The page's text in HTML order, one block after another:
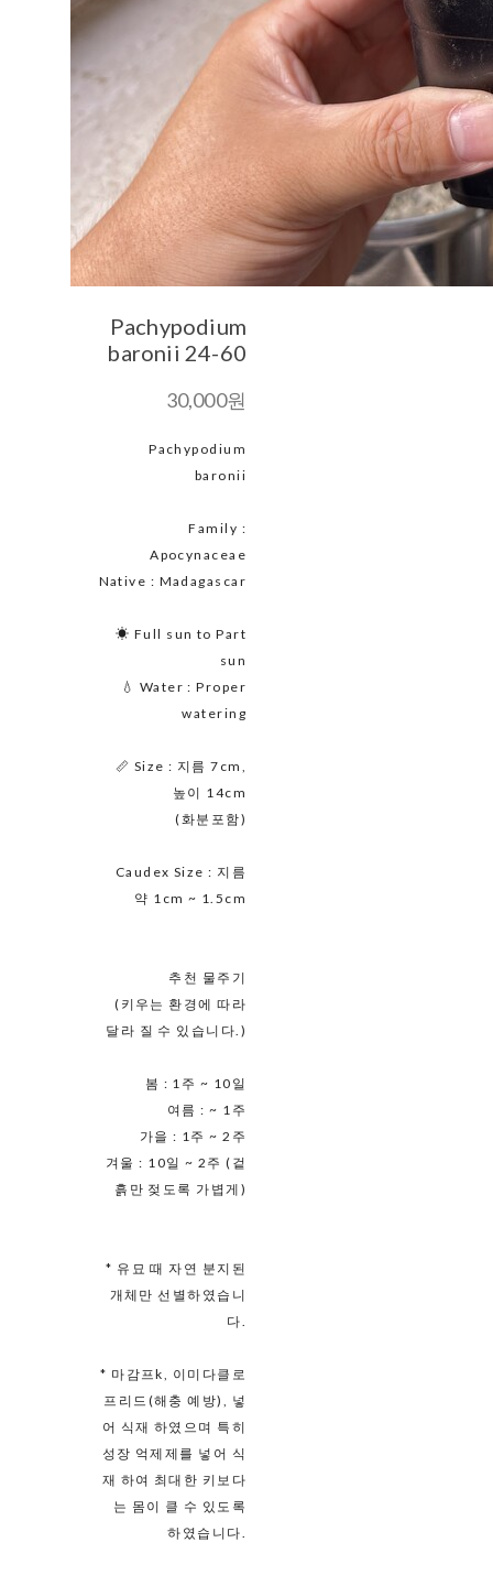
Pachypodium
baronii 24-60
30,000원
Pachypodium
baronii
Family :
Apocynaceae
Native : Madagascar
☀ Full sun to Part
sun
💧 Water : Proper
watering
📏 Size : 지름 7cm,
높이 14cm
(화분포함)
Caudex Size : 지름
약 1cm ~ 1.5cm
추천 물주기
(키우는 환경에 따라
달라 질 수 있습니다.)
봄 : 1주 ~ 10일
여름 : ~ 1주
가을 : 1주 ~ 2주
겨울 : 10일 ~ 2주 (겉
흙만 젖도록 가볍게)
* 유묘 때 자연 분지된
개체만 선별하였습니
다.
* 마감프k, 이미다클로
프리드(해충 예방), 넣
어 식재 하였으며 특히
성장 억제제를 넣어 식
재 하여 최대한 키보다
는 몸이 클 수 있도록
하였습니다.